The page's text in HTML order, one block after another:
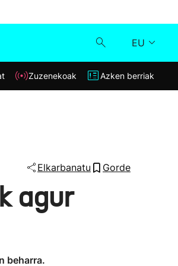
EU
Klisk
Zuzenekoak Azken berriak
Elkarbanatu Gorde
agur
beharra.